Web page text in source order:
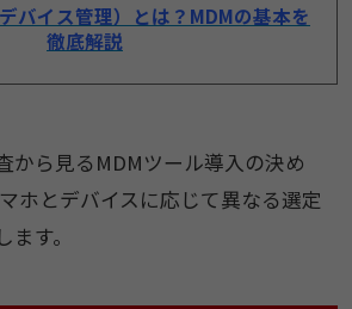
バイス管理）とは？MDMの基本を
徹底解説
から見るMDMツール導入の決め
ホとデバイスに応じて異なる選定
す。